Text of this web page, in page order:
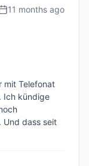
11 months ago
mit Telefonat
Ich kündige
Und dass seit